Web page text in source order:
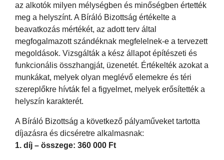
az alkotók milyen mélységben és minőségben értették
meg a helyszínt. A Bíráló Bizottság értékelte a
beavatkozás mértékét, az adott terv által
megfogalmazott szándéknak megfelelnek-e a tervezett
megoldások. Vizsgálták a kész állapot építészeti és
funkcionális összhangját, üzenetét. Értékelték azokat a
munkákat, melyek olyan meglévő elemekre és téri
szereplőkre hívták fel a figyelmet, melyek erősítették a
helyszín karakterét.
A Bíráló Bizottság a következő pályaműveket tartotta
díjazásra és dicséretre alkalmasnak:
1. díj – összege: 360 000 Ft